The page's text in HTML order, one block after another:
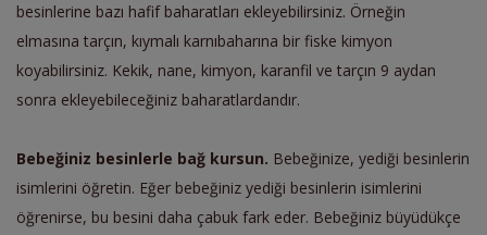
besinlerine bazı hafif baharatları ekleyebilirsiniz. Örneğin
elmasına tarçın, kıymalı karnıbaharına bir fiske kimyon
koyabilirsiniz. Kekik, nane, kimyon, karanfil ve tarçın 9 aydan
sonra ekleyebileceğiniz baharatlardandır.
Bebeğiniz besinlerle bağ kursun. Bebeğinize, yediği besinlerin
isimlerini öğretin. Eğer bebeğiniz yediği besinlerin isimlerini
öğrenirse, bu besini daha çabuk fark eder. Bebeğiniz büyüdükçe